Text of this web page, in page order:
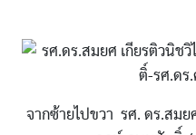
จากซ้ายไปขวา รศ. ดร.สม